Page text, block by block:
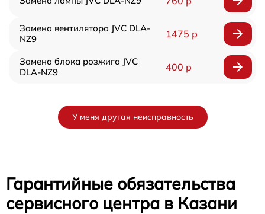
Замена вентилятора JVC DLA-
NZ9
1475 р
Замена блока розжига JVC
DLA-NZ9
400 р
У меня другая неисправность
Гарантийные обязательства
сервисного центра в Казани